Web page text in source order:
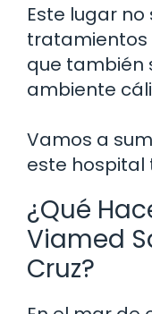
Este lugar
tratamientos
que también
ambiente
Vamos a
este hospital
¿Qué
Viamed
Cruz?